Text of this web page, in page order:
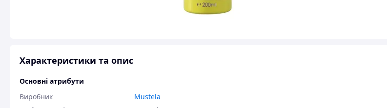
Характеристики та опис
Основні атрибути
Виробник
Mustela